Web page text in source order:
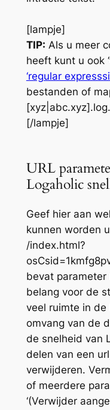
[lampje]
TIP: Als u meer
heeft kunt u ook
‘regular
bestanden of
[/lampje]
URL
Logaholic
Geef hier aan
kunnen worden
/index.html?
bevat parameter
belang voor de
veel ruimte in de
omvang van de
de snelheid van
delen van een
verwijderen.
of meerdere
‘(Verwijder